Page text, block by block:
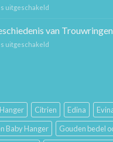
Hem
uitgeschakeld
Verzorging:
van
uitgeschakeld
Hun
Betekenis
Citrien Edina
Baby Hanger
Gouden bedel